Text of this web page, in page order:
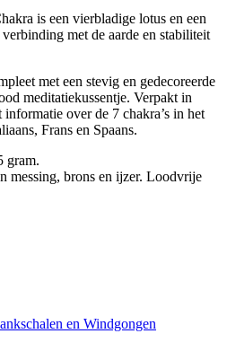
is een vierbladige lotus en een
met de aarde en stabiliteit
met een stevig en gedecoreerde
meditatiekussentje. Verpakt in
over de 7 chakra’s in het
Frans en Spaans.
gram.
messing, brons en ijzer. Loodvrije
en Windgongen